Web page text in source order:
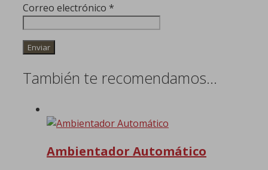
Correo electrónico *
También te recomendamos…
Ambientador Automático